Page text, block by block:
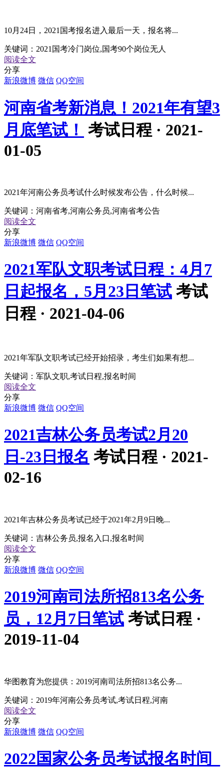
10月24日，2021国考报名进入最后一天，报名将...
关键词： 2021国考冷门岗位,国考90个岗位无人
阅读全文
分享
新浪微博 微信 QQ空间
河南省考新消息！2021年有望3
月底笔试！ 考试日程 · 2021-
01-05
2021年河南公务员考试什么时候发布公告，什么时候...
关键词： 河南省考,河南公务员,河南省考公告
阅读全文
分享
新浪微博 微信 QQ空间
2021军队文职考试日程：4月7
日起报名，5月23日笔试 考试
日程 · 2021-04-06
2021年军队文职考试已经开始招录，考生们如果有想...
关键词： 军队文职,考试日程,报名时间
阅读全文
分享
新浪微博 微信 QQ空间
2021吉林公务员考试2月20
日-23日报名 考试日程 · 2021-
02-16
2021年吉林公务员考试已经于2021年2月9日晚...
关键词： 吉林公务员,报名入口,报名时间
阅读全文
分享
新浪微博 微信 QQ空间
2019河南司法所招813名公务
员，12月7日笔试 考试日程 ·
2019-11-04
华图教育为您提供：2019河南司法所招813名公务...
关键词： 2019年河南公务员考试,考试日程,河南
阅读全文
分享
新浪微博 微信 QQ空间
2022国家公务员考试报名时间_